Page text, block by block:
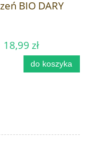
BIO DARY
18,99 zł
do koszyka